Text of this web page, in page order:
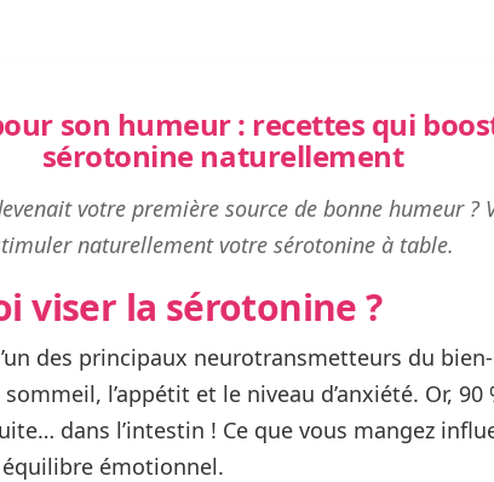
son humeur : recettes qui
sérotonine naturellement
votre première source de bonne humeur ?
naturellement votre sérotonine à table.
viser la sérotonine ?
des principaux neurotransmetteurs du
l’appétit et le niveau d’anxiété. Or, 90
dans l’intestin ! Ce que vous mangez
émotionnel.